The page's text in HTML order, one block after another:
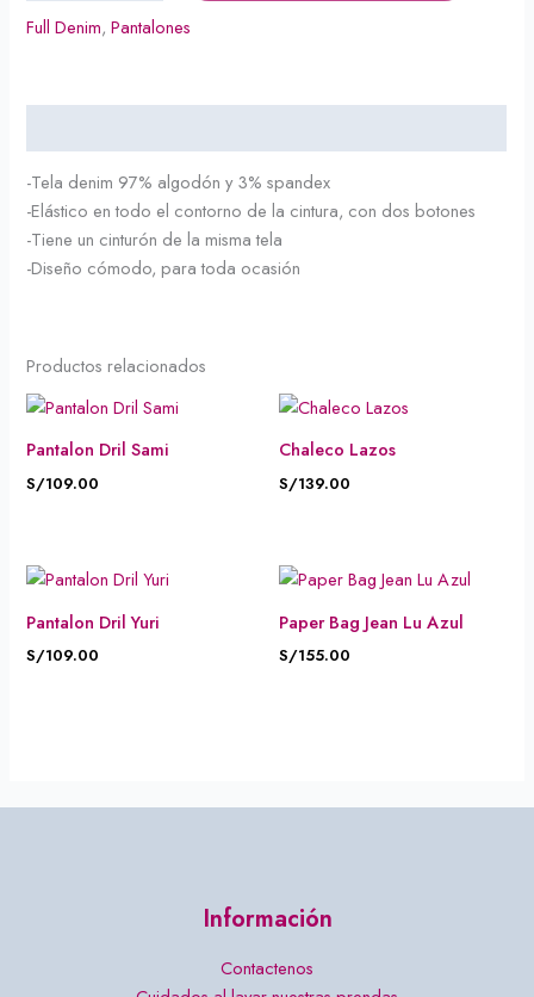
Full Denim,Pantalones
-Tela denim 97% algodón y 3% spandex
-Elástico en todo el contorno de la cintura, con dos botones
-Tiene un cinturón de la misma tela
-Diseño cómodo, para toda ocasión
Productos relacionados
Pantalon Dril Sami
S/109.00
Chaleco Lazos
S/139.00
Pantalon Dril Yuri
S/109.00
Paper Bag Jean Lu Azul
S/155.00
Información
Contactenos